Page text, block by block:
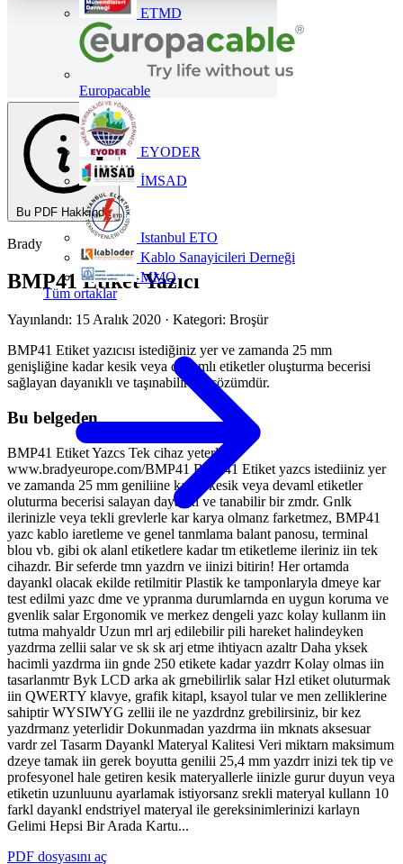
ETMD
Europacable
EYODER
İMSAD
Istanbul ETO
Kablo Sanayicileri Derneği
MMO
Tüm ortaklar
Bu PDF Hakkında
Brady
BMP41 Etiket Yazıcı
Yayınlandı: 15 Aralık 2020 · Kategori: Broşür
BMP41 Etiket yazıcısı istediğiniz yer ve zamanda 25 mm
genişliğine kadar kesik veya devamlı etiketler oluşturma becerisi
sağlayan dayanıklı ve taşınabilir bir çözümdür.
Bu belgeden
BMP41 Etiket Yazcs Tek cihaz yeterli
www.bradyeurope.com/BMP41 BMP41 Etiket yazcs istediiniz yer
ve zamanda 25 mm geniliine kadar kesik veya devaml etiketler
oluturma becerisi salayan dayankl ve tanabilir bir zmdr. Gnlk
ilerinizle veya tekli grevlerle kar karya olmanz farketmez, BMP41
yazc kablo iaretleme ve genel tanmlama balant panosu, terminal
blou vb. gibi ok alanl etiketlere kadar tm etiketleme ileriniz iin tek
cihazdr. Bir seferde tmn yazdrn ve iinizi bitirin! Her ortamda
dayankl olacak ekilde retilmitir Plastik ke tamponlaryla dmeye kar
test edilmi yazc dme ve ypranma durumlarnda en uygun koruma ve
gvenlik salar Ergonomik ve merkez dengeli yazc kolay kullanm iin
tutma mahyaldr Uzun mrl arj edilebilir pili hareket halindeyken
yazdrma zellii salar ve sk sk arj etme ihtiyacn azaltr Daha yksek
hacimli yazdrma iin gnde 250 etikete kadar yazdrr Kolay olmas iin
tasarlanmtr Byk LCD arka ak grnebilirlik salar Hzl etiket oluturmak
iin QWERTY klavye, grafik kitapl, ksayol tular ve men zelliklerine
sahiptir WYSIWYG zellii ile ne yazdrdnz grebilirsiniz, bir kez
yazdrmanz yeterlidir Dokunmadan yazdrma iin mknats aksesuar
vardr zel Tasarm Dayankl Materyal Kalitesi Veri miktarn maksimum
dzeye tamak iin gerek boyutta genilii 25,4 mm yazdrr inizi tek tip ve
profesyonel hale getiren kesik materyallerle iinizle gurur duyun veya
etiketin uzunluunu ayarlamak istiyorsanz srekli materyal kullann 10
farkl dayankl endstriyel materyal ile gereksinimlerinizi karlayn
Gelimi Hepsi Bir Arada Kartu...
PDF dosyasını aç